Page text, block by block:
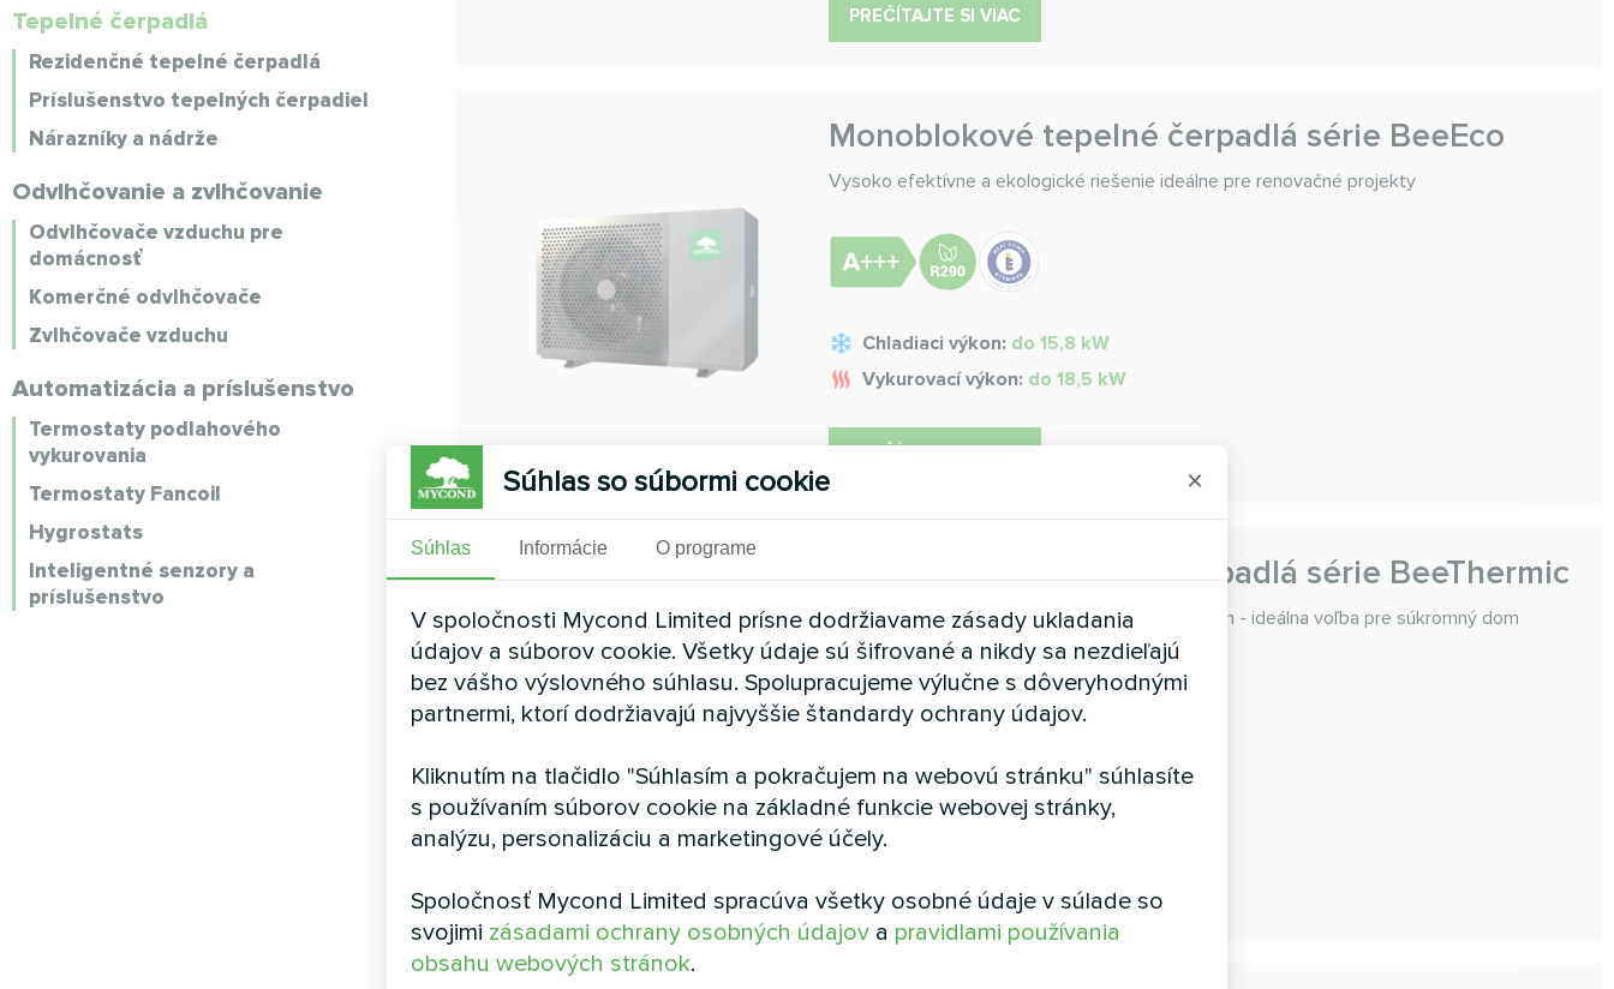
Tepelné čerpadlá
Rezidenčné tepelné čerpadlá
Príslušenstvo tepelných čerpadiel
Nárazníky a nádrže
Odvlhčovanie a zvlhčovanie
Odvlhčovače vzduchu pre
domácnosť
Komerčné odvlhčovače
Zvlhčovače vzduchu
Automatizácia a príslušenstvo
Termostaty podlahového
vykurovania
Termostaty Fancoil
Hygrostats
Inteligentné senzory a
príslušenstvo
PREČÍTAJTE SI VIAC
Monoblokové tepelné čerpadlá série BeeEco
Vysoko efektívne a ekologické riešenie ideálne pre renovačné projekty
Chladiaci výkon: do 15,8 kW
Vykurovací výkon: do 18,5 kW
PREČÍTAJTE SI VIAC
Monoblokové tepelné čerpadlá série BeeThermic
Spoľahlivosť, vysoký SCOP a prepracovaný dizajn - ideálna voľba pre súkromný dom
Chladiaci výkon:do 20,4 kW
Vykurovací výkon: do 24,0 kW
PREČÍTAJTE SI VIAC
Súhlas so súbormi cookie ×
Súhlas Informácie O programe
V spoločnosti Mycond Limited prísne dodržiavame zásady ukladania
údajov a súborov cookie. Všetky údaje sú šifrované a nikdy sa nezdieľajú
bez vášho výslovného súhlasu. Spolupracujeme výlučne s dôveryhodnými
partnermi, ktorí dodržiavajú najvyššie štandardy ochrany údajov.
Kliknutím na tlačidlo "Súhlasím a pokračujem na webovú stránku" súhlasíte
s používaním súborov cookie na základné funkcie webovej stránky,
analýzu, personalizáciu a marketingové účely.
Spoločnosť Mycond Limited spracúva všetky osobné údaje v súlade so
svojimi zásadami ochrany osobných údajov a pravidlami používania
obsahu webových stránok.